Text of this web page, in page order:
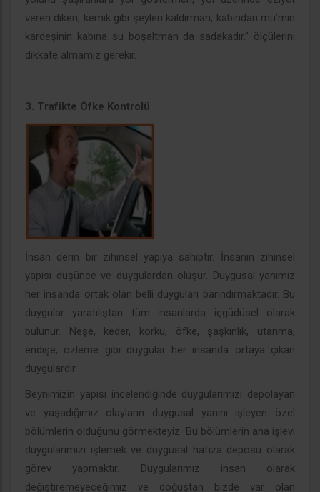
veren diken, kemik gibi şeyleri kaldırman, kabından mü’min
kardeşinin kabına su boşaltman da sadakadır.” ölçülerini
dikkate almamız gerekir.
3. Trafikte Öfke Kontrolü
İnsan derin bir zihinsel yapıya sahiptir. İnsanın zihinsel
yapısı düşünce ve duygulardan oluşur. Duygusal yanımız
her insanda ortak olan belli duyguları barındırmaktadır. Bu
duygular yaratılıştan tüm insanlarda içgüdüsel olarak
bulunur. Neşe, keder, korku, öfke, şaşkınlık, utanma,
endişe, özleme gibi duygular her insanda ortaya çıkan
duygulardır.
Beynimizin yapısı incelendiğinde duygularımızı depolayan
ve yaşadığımız olayların duygusal yanını işleyen özel
bölümlerin olduğunu görmekteyiz. Bu bölümlerin ana işlevi
duygularımızı işlemek ve duygusal hafıza deposu olarak
görev yapmaktır. Duygularımız insan olarak
değiştiremeyeceğimiz ve doğuştan bizde var olan